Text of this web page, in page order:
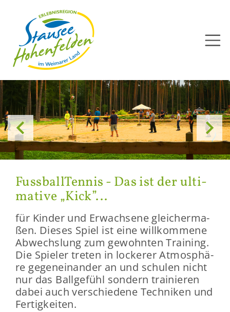
 
Fuss­ball­Ten­nis - Das ist der ul­ti­
ma­ti­ve „Kick”...
für Kin­der und Er­wach­se­ne glei­cher­ma­
ßen. Die­ses Spiel ist eine will­kom­me­ne
Ab­wechs­lung zum ge­wohn­ten Trai­ning.
Die Spie­ler tre­ten in lo­cke­rer At­mo­sphä­
re ge­gen­ein­an­der an und schu­len nicht
nur das Ball­ge­fühl son­dern trai­nie­ren
dabei auch ver­schie­de­ne Tech­ni­ken und
Fer­tig­kei­ten.